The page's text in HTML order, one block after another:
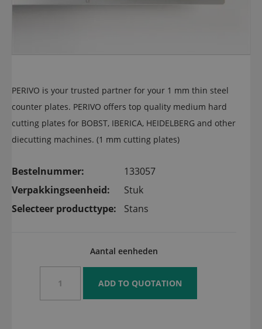
PERIVO is your trusted partner for your 1 mm thin steel
counter plates. PERIVO offers top quality medium hard
cutting plates for BOBST, IBERICA, HEIDELBERG and other
diecutting machines. (1 mm cutting plates)
Bestelnummer:
133057
Verpakkingseenheid:
Stuk
Selecteer producttype:
Stans
Aantal eenheden